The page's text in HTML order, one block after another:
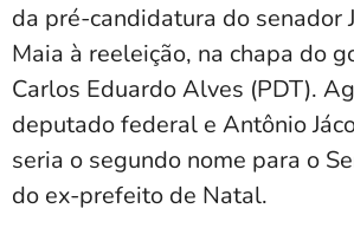
da pré-candidatura do senador
Maia à reeleição, na chapa do
Carlos Eduardo Alves (PDT).
deputado federal e Antônio
seria o segundo nome para o
do ex-prefeito de Natal.